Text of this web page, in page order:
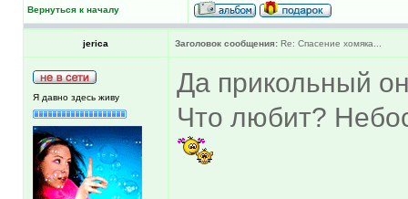
Вернуться к началу
jerica Заголовок сообщения: Re: Спасение хомяка...
Я давно здесь живу
Да прикольный
Что любит?